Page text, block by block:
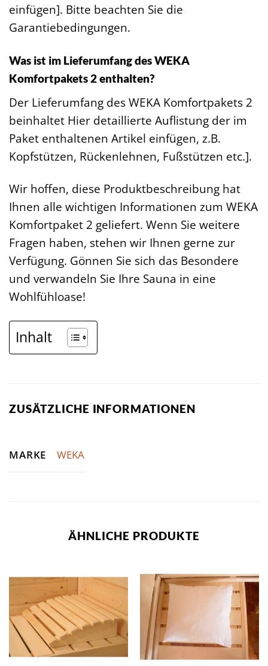
einfügen]. Bitte beachten Sie die
Garantiebedingungen.
Was ist im Lieferumfang des WEKA
Komfortpakets 2 enthalten?
Der Lieferumfang des WEKA Komfortpakets 2
beinhaltet Hier detaillierte Auflistung der im
Paket enthaltenen Artikel einfügen, z.B.
Kopfstützen, Rückenlehnen, Fußstützen etc.].
Wir hoffen, diese Produktbeschreibung hat
Ihnen alle wichtigen Informationen zum WEKA
Komfortpaket 2 geliefert. Wenn Sie weitere
Fragen haben, stehen wir Ihnen gerne zur
Verfügung. Gönnen Sie sich das Besondere
und verwandeln Sie Ihre Sauna in eine
Wohlfühloase!
Inhalt
ZUSÄTZLICHE INFORMATIONEN
MARKE WEKA
ÄHNLICHE PRODUKTE